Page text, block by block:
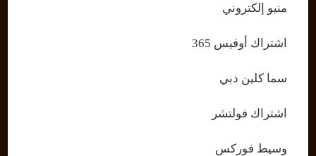
منيو إلكتروني
اشتراك أوفيس 365
سما كلين دبي
اشتراك فولتشر
وسيط فوركس